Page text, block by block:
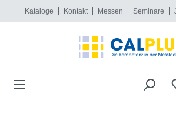
springen
Kataloge Kontakt Messen Seminare